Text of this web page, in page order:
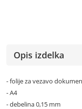
Opis izdelka
- folije za vezavo
- A4
- debelina 0,15 mm